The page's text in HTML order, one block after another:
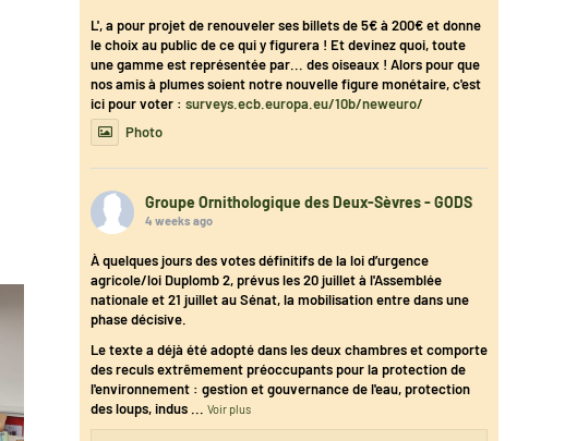
L', a pour projet de renouveler ses billets de 5€ à 200€ et donne
le choix au public de ce qui y figurera ! Et devinez quoi, toute
une gamme est représentée par... des oiseaux ! Alors pour que
nos amis à plumes soient notre nouvelle figure monétaire, c'est
ici pour voter : surveys.ecb.europa.eu/10b/neweuro/
Photo
Groupe Ornithologique des Deux-Sèvres - GODS
4 weeks ago
À quelques jours des votes définitifs de la loi d’urgence
agricole/loi Duplomb 2, prévus les 20 juillet à l'Assemblée
nationale et 21 juillet au Sénat, la mobilisation entre dans une
phase décisive.
Le texte a déjà été adopté dans les deux chambres et comporte
des reculs extrêmement préoccupants pour la protection de
l'environnement : gestion et gouvernance de l'eau, protection
des loups, indus
Voir plus